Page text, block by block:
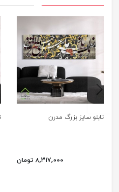
تابلو سایز بزرگ مدرن
۸,۳۱۷,۰۰۰ تومان
previus